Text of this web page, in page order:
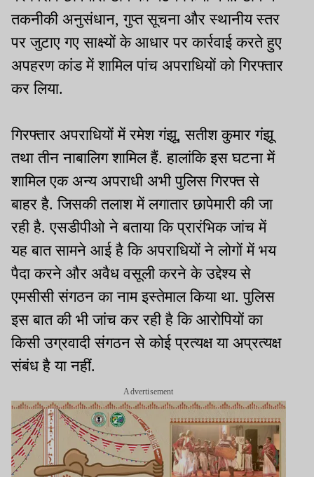
तकनीकी अनुसंधान, गुप्त सूचना और स्थानीय स्तर
पर जुटाए गए साक्ष्यों के आधार पर कार्रवाई करते हुए
अपहरण कांड में शामिल पांच अपराधियों को गिरफ्तार
कर लिया.
गिरफ्तार अपराधियों में रमेश गंझू, सतीश कुमार गंझू
तथा तीन नाबालिग शामिल हैं. हालांकि इस घटना में
शामिल एक अन्य अपराधी अभी पुलिस गिरफ्त से
बाहर है. जिसकी तलाश में लगातार छापेमारी की जा
रही है. एसडीपीओ ने बताया कि प्रारंभिक जांच में
यह बात सामने आई है कि अपराधियों ने लोगों में भय
पैदा करने और अवैध वसूली करने के उद्देश्य से
एमसीसी संगठन का नाम इस्तेमाल किया था. पुलिस
इस बात की भी जांच कर रही है कि आरोपियों का
किसी उग्रवादी संगठन से कोई प्रत्यक्ष या अप्रत्यक्ष
संबंध है या नहीं.
Advertisement